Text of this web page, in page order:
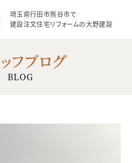
埼玉県行田市熊谷市で
建設注文住宅リフォームの大野建設
フブログ
BLOG